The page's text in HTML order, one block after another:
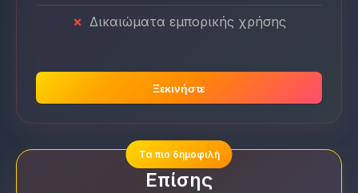
Δικαιώματα εμπορικής χρήσης
Ξεκινήστε
Τα πιο δημοφιλή
Επίσης